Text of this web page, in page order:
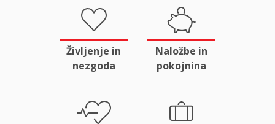
Življenje in
nezgoda
Naložbe in
pokojnina